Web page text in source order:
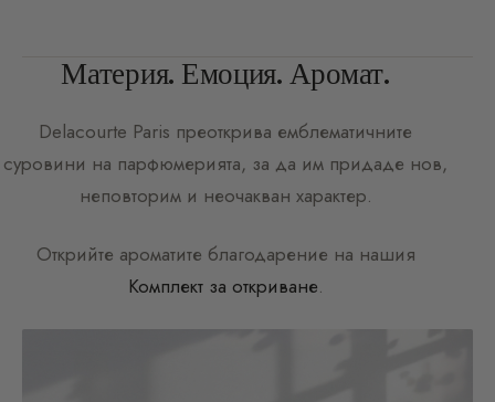
Материя. Емоция. Аромат.
Delacourte Paris преоткрива емблематичните
суровини на парфюмерията, за да им придаде нов,
неповторим и неочакван характер.
Открийте ароматите благодарение на нашия
Комплект за откриване.